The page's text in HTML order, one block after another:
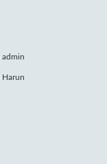
admin
Harun